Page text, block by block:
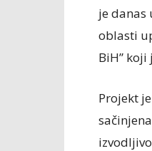
je danas
oblasti
BiH” koji
Projekt